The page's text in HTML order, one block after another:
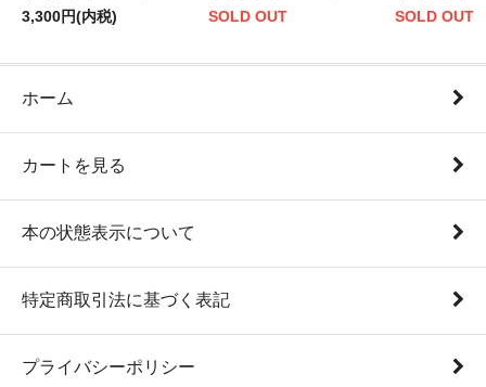
3,300円(内税)
SOLD OUT
SOLD OUT
ホーム
カートを見る
本の状態表示について
特定商取引法に基づく表記
プライバシーポリシー